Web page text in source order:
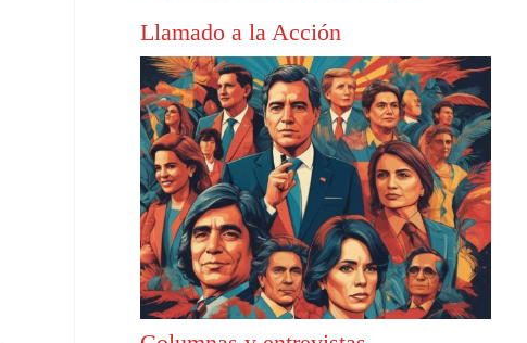
Llamado a la Acción